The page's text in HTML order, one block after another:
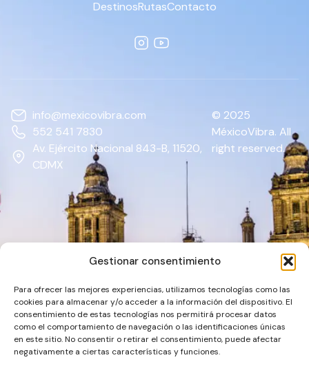
Gestionar consentimiento
Para ofrecer las mejores experiencias, utilizamos tecnologías como las
cookies para almacenar y/o acceder a la información del dispositivo. El
consentimiento de estas tecnologías nos permitirá procesar datos
como el comportamiento de navegación o las identificaciones únicas
en este sitio. No consentir o retirar el consentimiento, puede afectar
negativamente a ciertas características y funciones.
DestinosRutasContacto
info@mexicovibra.com
552 541 7830
Av. Ejército Nacional 843-B, 11520,
CDMX
© 2025
MéxicoVibra. All
right reserved.